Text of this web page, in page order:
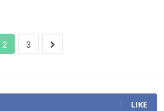
2 3
LIKE